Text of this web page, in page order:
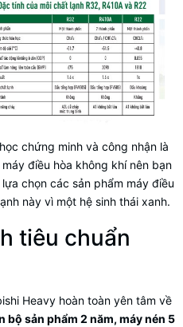
chứng minh và công nhận là
điều hòa không khí nên bạn
chọn các sản phẩm máy điều
này vì một hệ sinh thái xanh.
tiêu chuẩn
Heavy hoàn toàn yên tâm về
bộ sản phẩm 2 năm, máy nén 5